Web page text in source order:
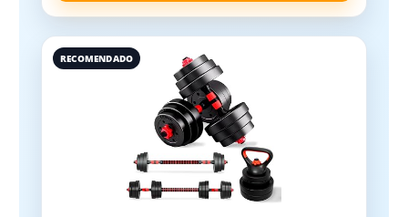
RECOMENDADO